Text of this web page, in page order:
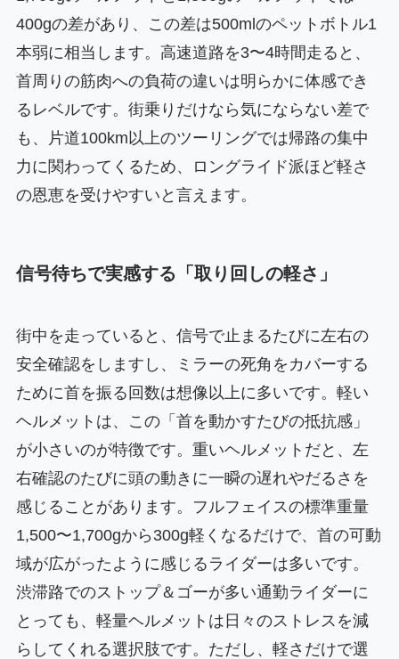
400gの差があり、この差は500mlのペットボトル1
本弱に相当します。高速道路を3〜4時間走ると、
首周りの筋肉への負荷の違いは明らかに体感でき
るレベルです。街乗りだけなら気にならない差で
も、片道100km以上のツーリングでは帰路の集中
力に関わってくるため、ロングライド派ほど軽さ
の恩恵を受けやすいと言えます。
信号待ちで実感する「取り回しの軽さ」
街中を走っていると、信号で止まるたびに左右の
安全確認をしますし、ミラーの死角をカバーする
ために首を振る回数は想像以上に多いです。軽い
ヘルメットは、この「首を動かすたびの抵抗感」
が小さいのが特徴です。重いヘルメットだと、左
右確認のたびに頭の動きに一瞬の遅れやだるさを
感じることがあります。フルフェイスの標準重量
1,500〜1,700gから300g軽くなるだけで、首の可動
域が広がったように感じるライダーは多いです。
渋滞路でのストップ＆ゴーが多い通勤ライダーに
とっても、軽量ヘルメットは日々のストレスを減
らしてくれる選択肢です。ただし、軽さだけで選